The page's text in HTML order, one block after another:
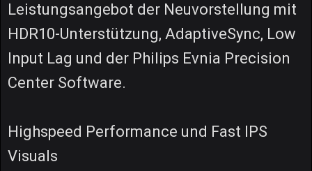
Leistungsangebot der Neuvorstellung mit
HDR10-Unterstützung, AdaptiveSync, Low
Input Lag und der Philips Evnia Precision
Center Software.
Highspeed Performance und Fast IPS
Visuals